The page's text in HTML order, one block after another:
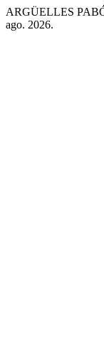
ARGÜELLES
ago. 2026.